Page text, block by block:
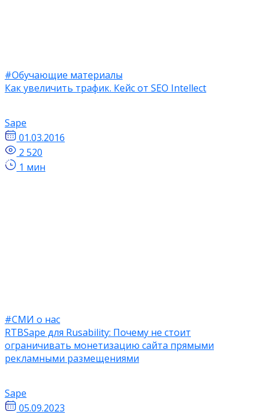
#Обучающие материалы
Как увеличить трафик. Кейс от SEO Intellect
Sape
01.03.2016
2 520
1 мин
#СМИ о нас
RTBSape для Rusability: Почему не стоит
ограничивать монетизацию сайта прямыми
рекламными размещениями
Sape
05.09.2023